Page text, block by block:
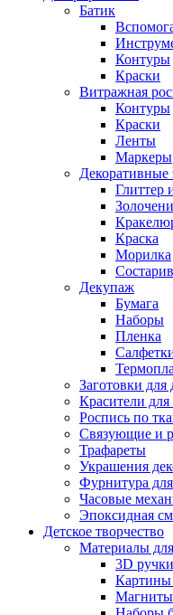
Батик
Контуры
Краски
Витражная
Контуры
Краски
Ленты
Маркеры
Глиттер
Краска
Морилка
Декупаж
Бумага
Наборы
Пленка
Заготовки для
Красители для
Роспись по
Связующие и
Трафареты
Украшения
Фурнитура
Часовые
Эпоксидная
Детское творчество
Материалы для
3D ручки
Картины
Магниты